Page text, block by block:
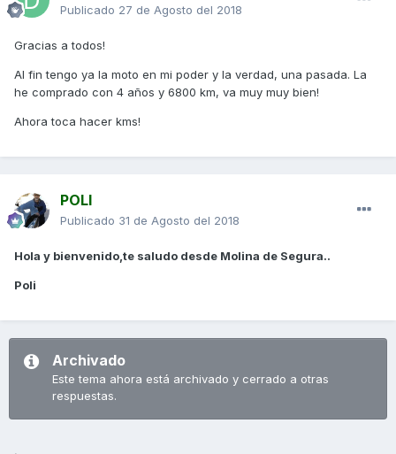
Publicado 27 de Agosto del 2018
Gracias a todos!
Al fin tengo ya la moto en mi poder y la verdad, una pasada. La
he comprado con 4 años y 6800 km, va muy muy bien!
Ahora toca hacer kms!
POLI
Publicado 31 de Agosto del 2018
Hola y bienvenido,te saludo desde Molina de Segura..
Poli
Archivado
Este tema ahora está archivado y cerrado a otras
respuestas.